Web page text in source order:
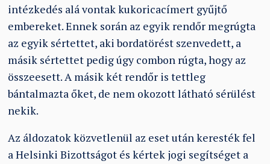
intézkedés alá vontak kukoricacímert gyűjtő
embereket. Ennek során az egyik rendőr megrúgta
az egyik sértettet, aki bordatörést szenvedett, a
másik sértettet pedig úgy combon rúgta, hogy az
összeesett. A másik két rendőr is tettleg
bántalmazta őket, de nem okozott látható sérülést
nekik.
Az áldozatok közvetlenül az eset után keresték fel
a Helsinki Bizottságot és kértek jogi segítséget a